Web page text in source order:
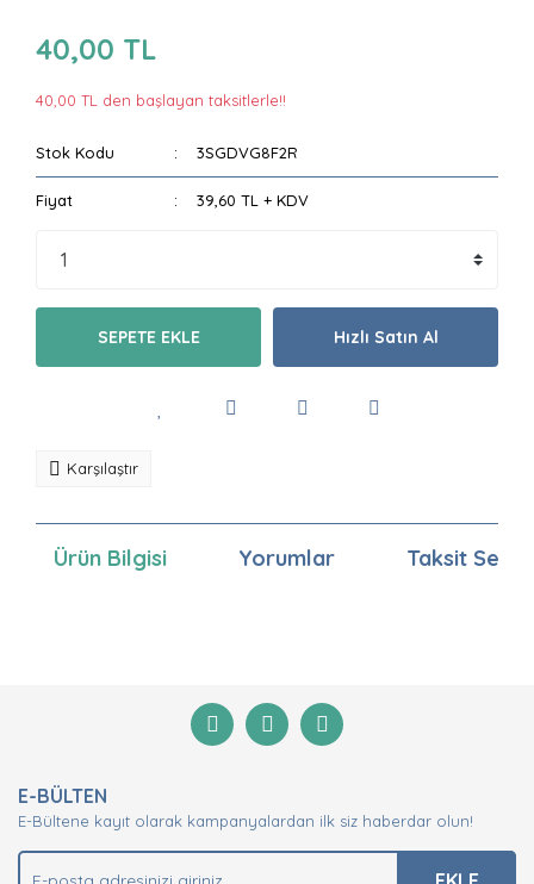
40,00 TL
40,00 TL den başlayan taksitlerle!!
Stok Kodu 3SGDVG8F2R
Fiyat 39,60 TL + KDV
SEPETE EKLE Hızlı Satın Al
Karşılaştır
Ürün Bilgisi Yorumlar Taksit
Yorum Yaz
Görüş ve önerileriniz için teşekkür ederiz.
Ürün açıklamasında eksik bilgiler bulunuyor.
Ürün bilgilerinde hatalar bulunuyor.
E-BÜLTEN
E-Bültene kayıt olarak kampanyalardan ilk siz haberdar olun!